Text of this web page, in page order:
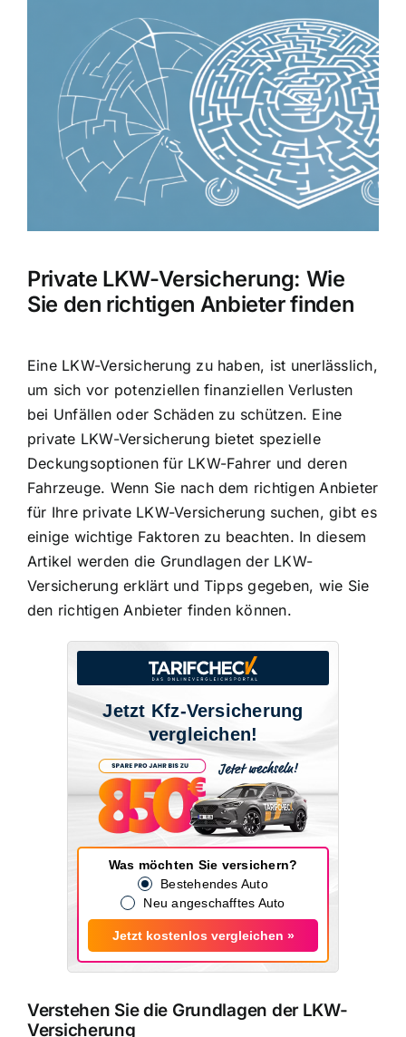
Private LKW-Versicherung: Wie
Sie den richtigen Anbieter finden
Eine LKW-Versicherung zu haben, ist unerlässlich,
um sich vor potenziellen finanziellen Verlusten
bei Unfällenoder Schäden zu schützen. Eine
private LKW-Versicherung bietet spezielle
Deckungsoptionen für LKW-Fahrer und deren
Fahrzeuge. Wenn Sie nach dem richtigen Anbieter
für Ihre private LKW-Versicherung suchen, gibt es
einige wichtige Faktoren zu beachten. In diesem
Artikel werden die Grundlagen der LKW-
Versicherung erklärt und Tipps gegeben, wie Sie
den richtigen Anbieter finden können.
Jetzt Kfz-Versicherung
vergleichen!
Was möchten Sie versichern?
Bestehendes Auto
Neu angeschafftes Auto
Jetzt kostenlos vergleichen »
Verstehen Sie die Grundlagen der LKW-
Versicherung